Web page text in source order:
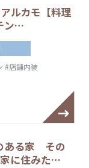
ルカモ【料理
ン…
#店舗内装
ある家 その
に住みた…